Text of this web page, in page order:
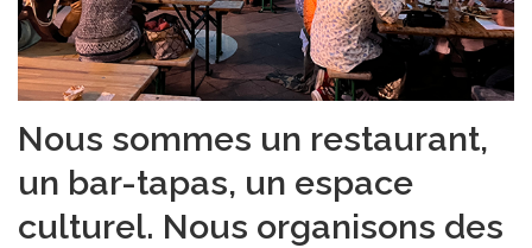
Nous sommes un restaurant,
un bar-tapas, un espace
culturel. Nous organisons des